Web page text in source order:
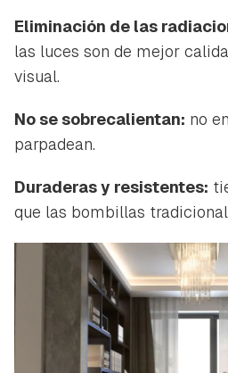
Eliminación de las
las luces son de mejor
visual.
No se sobrecalientan: no
parpadean.
Duraderas y resistentes:
que las bombillas